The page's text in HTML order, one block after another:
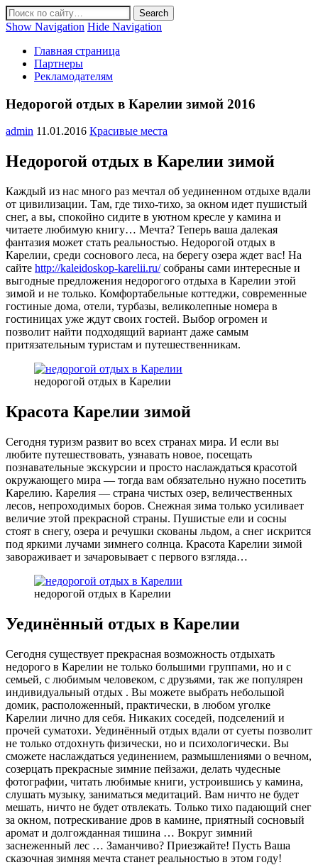
Show Navigation Hide Navigation
Главная страница
Партнеры
Рекламодателям
Недорогой отдых в Карелии зимой 2016
admin 11.01.2016 Красивые места
Недорогой отдых в Карелии зимой
Каждый из нас много раз мечтал об уединенном отдыхе вдали
от цивилизации. Там, где тихо-тихо, за окном идет пушистый
снег, а вы, спокойно сидите в уютном кресле у камина и
читаете любимую книгу… Мечта? Теперь ваша далекая
фантазия может стать реальностью. Недорогой отдых в
Карелии, среди соснового леса, на берегу озера ждет вас! На
сайте http://kaleidoskop-karelii.ru/собраны сами интересные и
выгодные предложения недорогого отдыха в Карелии этой
зимой и не только. Комфортабельные коттеджи, современные
гостиные дома, отели, турбазы, великолепные номера в
гостиницах уже ждут своих гостей. Выбор огромен и
позволит найти подходящий вариант даже самым
притязательным туристам и путешественникам.
недорогой отдых в Карелии
Красота Карелии зимой
Сегодня туризм развит во всех странах мира. И если вы
любите путешествовать, узнавать новое, посещать
познавательные экскурсии и просто наслаждаться красотой
окружающего мира — тогда вам обязательно нужно посетить
Карелию. Карелия — страна чистых озер, величественных
лесов, непроходимых боров. Снежная зима только усиливает
величие этой прекрасной страны. Пушистые ели и сосны
стоят в снегу, озера и речушки скованы льдом, а снег искрится
под яркими лучами зимнего солнца. Красота Карелии зимой
завораживает и зачаровывает с первого взгляда…
недорогой отдых в Карелии
Уединённый отдых в Карелии
Сегодня существует прекрасная возможность отдыхать
недорого в Карелии не только большими группами, но и с
семьей, с любимым человеком, с друзьями, так же популярен
индивидуальный отдых . Вы можете выбрать небольшой
домик, расположенный, практически, в любом уголке
Карелии лично для себя. Никаких соседей, подселений и
прочей суматохи. Уединённый отдых вдали от суеты позволит
не только отдохнуть физически, но и психологически. Вы
сможете наслаждаться уединением, размышлениями о вечном,
созерцать прекрасные зимние пейзажи, делать чудесные
фотографии, читать любимые книги, устроившись у камина,
слушать музыку, заниматься медитаций. Вам ничто не будет
мешать, ничто не будет отвлекать. Только тихо падающий снег
за окном, потрескивание дров в камине, приятный сосновый
аромат и долгожданная тишина … Вокруг зимний
заснеженный лес … Заманчиво? Приезжайте! Пусть Ваша
сказочная зимняя мечта станет реальностью в этом году!